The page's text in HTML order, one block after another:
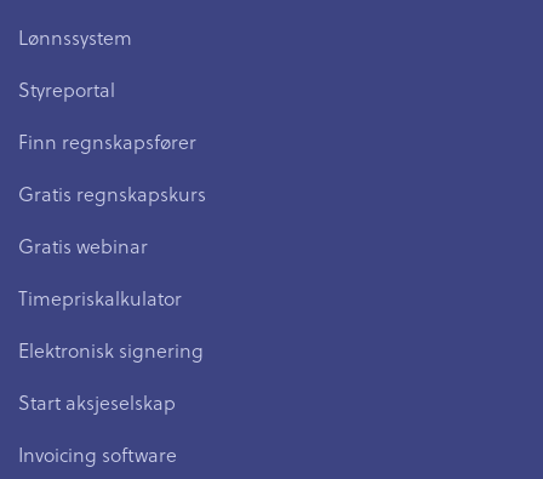
Lønnssystem
Styreportal
Finn regnskapsfører
Gratis regnskapskurs
Gratis webinar
Timepriskalkulator
Elektronisk signering
Start aksjeselskap
Invoicing software